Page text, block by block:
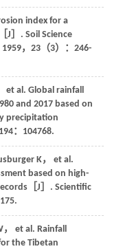
index for a
J］. Soil Science
1959， 23（3）：246-
et al. Global rainfall
and 2017 based on
precipitation
194：104768.
K， et al.
based on high-
［J］. Scientific
， et al. Rainfall
the Tibetan